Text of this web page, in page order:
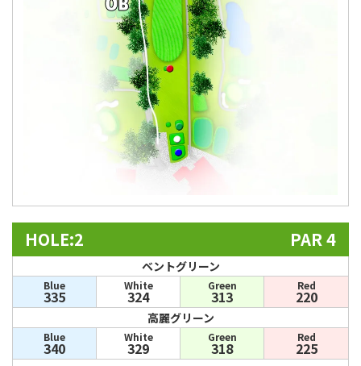
HOLE:2 PAR 4
ベントグリーン
Blue
335
White
324
Green
313
Red
220
高麗グリーン
Blue
340
White
329
Green
318
Red
225